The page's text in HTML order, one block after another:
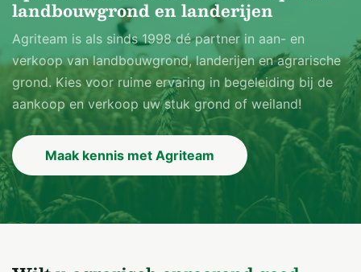
landbouwgrond en landerijen
Agriteam is als sinds 1998 dé partner in aan- en
verkoop van landbouwgrond, landerijen en agrarische
grond. Kies voor ruime ervaring in begeleiding bij de
aankoop en verkoop uw stuk grond of weiland!
Maak kennis met Agriteam